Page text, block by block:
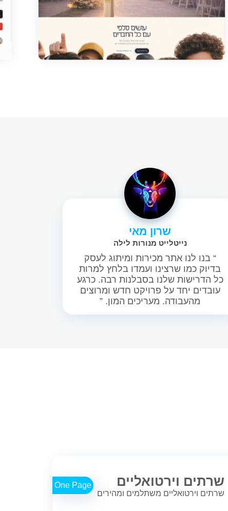
שרון מאי
נייטלייט מנורות לילה
“ בנו לנו אתר מכירות ומיתוג לעסק
בדיוק כמו שרצינו ועמדו בלחץ למרות
כל הדרישות שלנו בסבלנות רבה. כרגע
עובדים יחד על פרויקט חדש ומרוצים
מהעבודה. מעריכים המון. ”
One Page שרתים וירטואליים
שרתים וירטואליים משתלמים ומהירים